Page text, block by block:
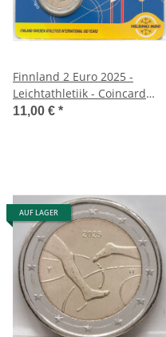
Finnland 2 Euro 2025 -
Leichtathletiik - Coincard
englisch
11,00 € *
AUF LAGER